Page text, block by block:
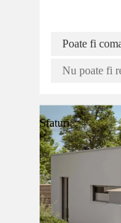
Poate fi
Nu poate fi
Sfaturi